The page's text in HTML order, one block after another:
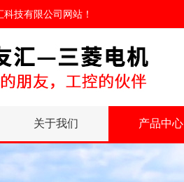
科技有限公司网站 ！
关于我们 产品中心